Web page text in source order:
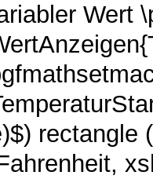
Wert
rectangle